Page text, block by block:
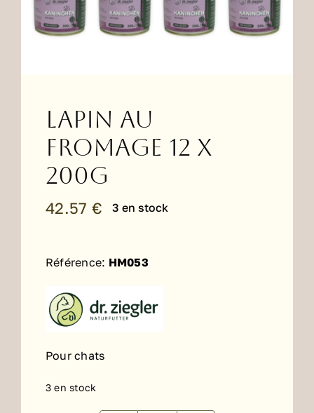
Lapin au
fromage 12 x
200g
42.57 € 3 en stock
Référence: HM053
Pour chats
3 en stock